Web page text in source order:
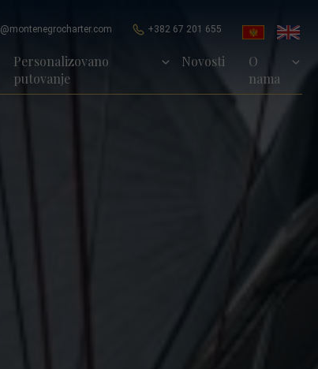
+382 67 201 655
Personalizovano
putovanje
Novosti
O
nama